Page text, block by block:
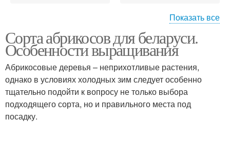
Абрикос с описанием
Абрикосы для
подмосковья
Абрикос из косточки
Абрикос для западной
беларуси
Показать все
Сорта абрикосов для беларуси.
Особенности выращивания
Абрикосовые деревья – неприхотливые растения,
однако в условиях холодных зим следует особенно
тщательно подойти к вопросу не только выбора
подходящего сорта, но и правильного места под
посадку.